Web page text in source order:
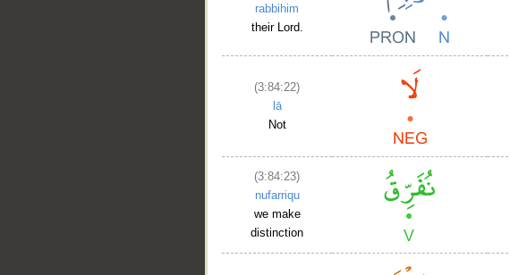
rabbihim
their Lord.
(3:84:22)
lā
Not
(3:84:23)
nufarriqu
we make
distinction